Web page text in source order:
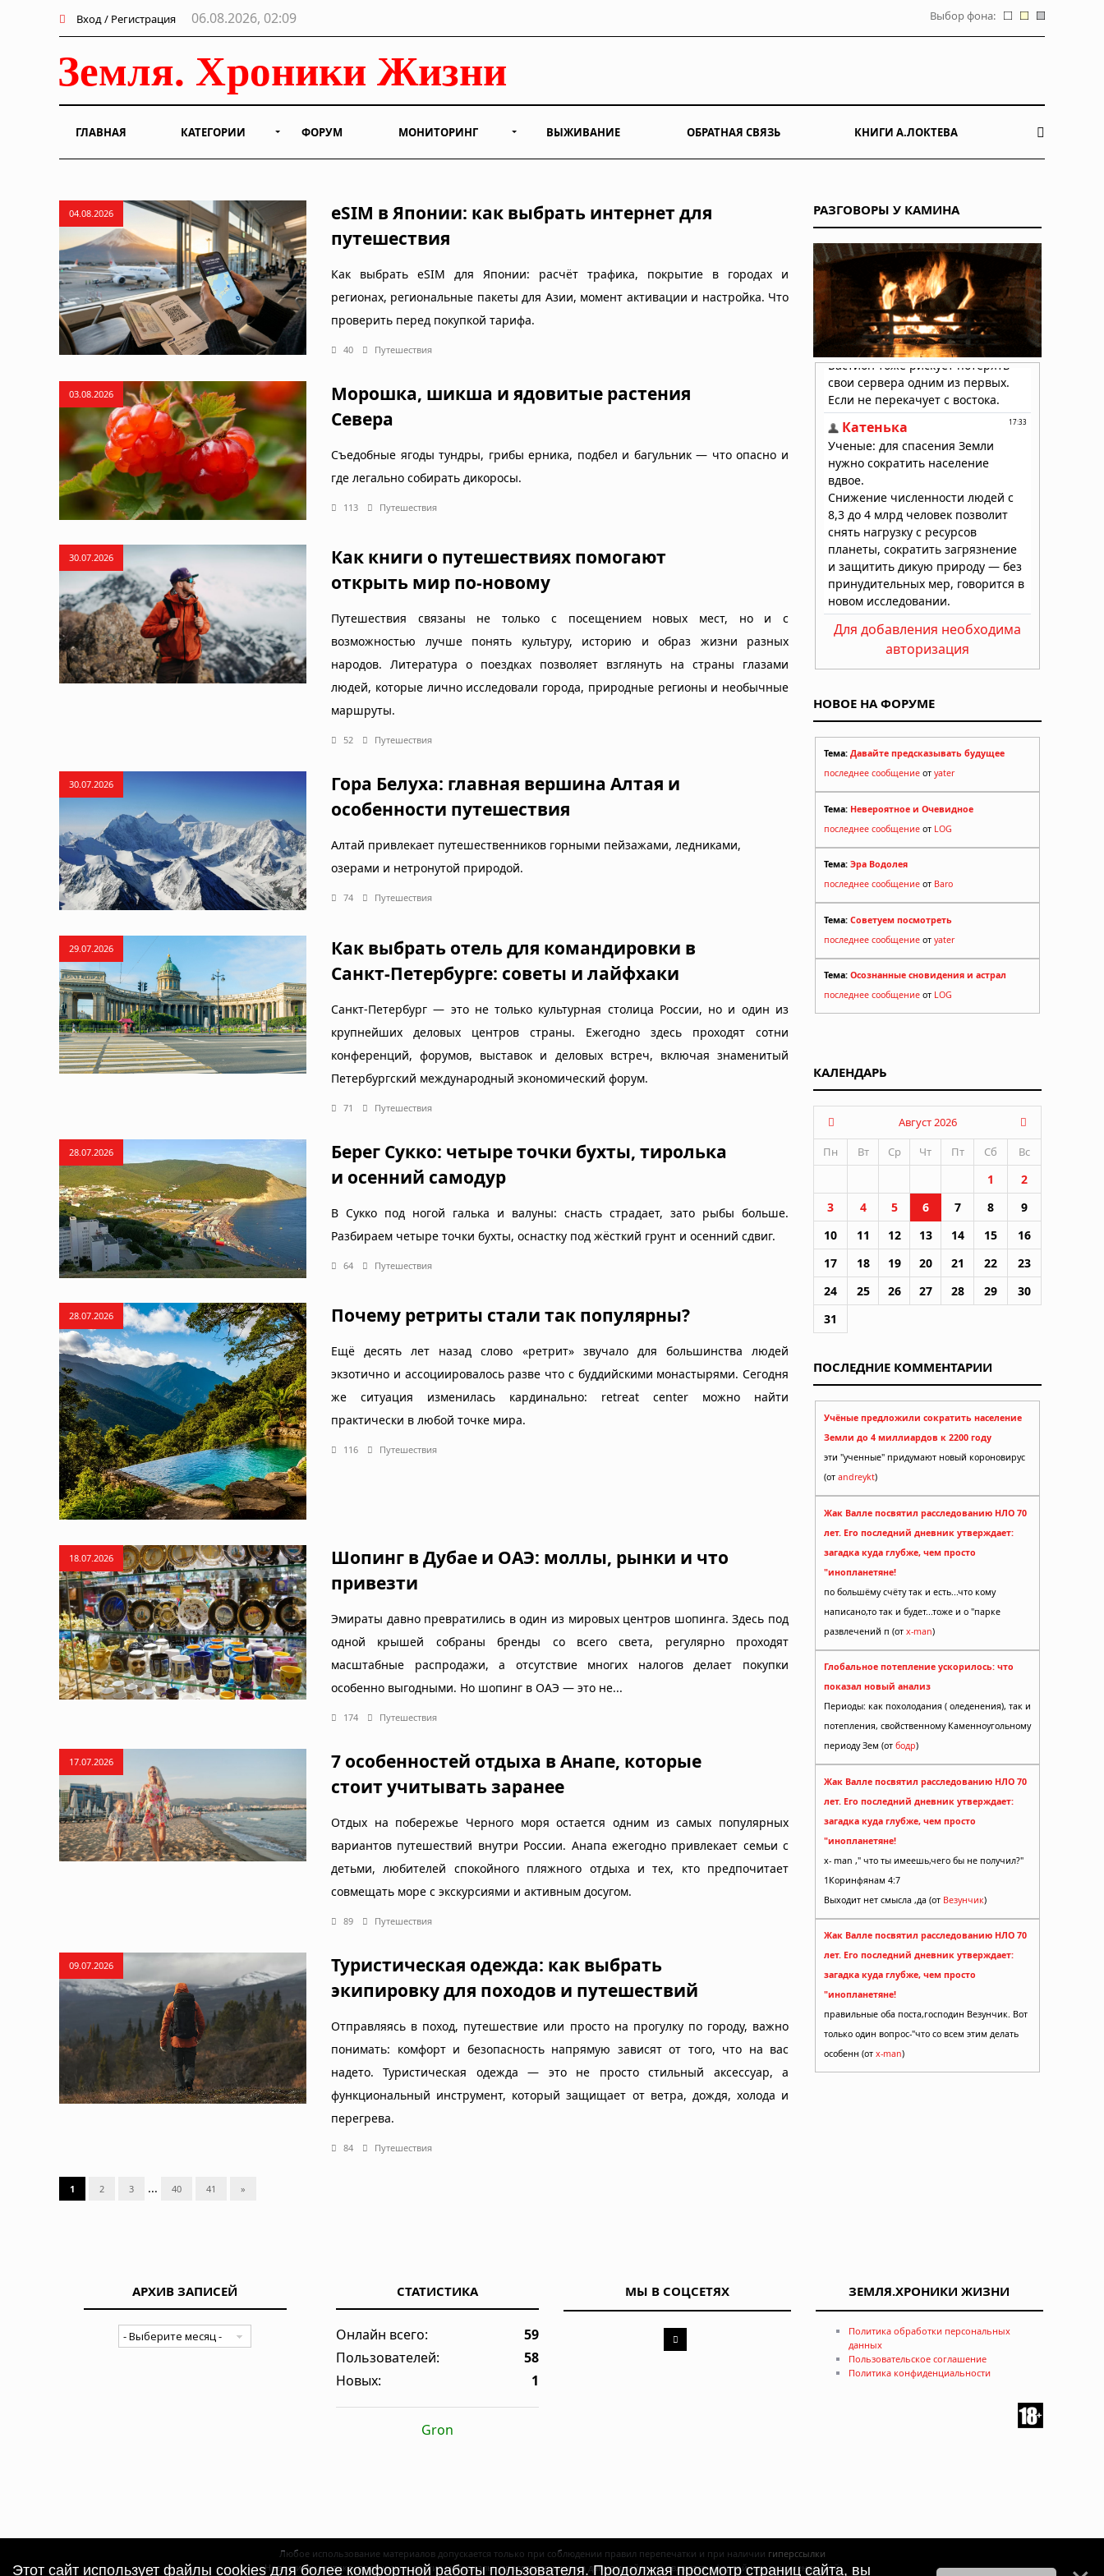
Вход / Регистрация 06.08.2026, 02:09 Выбор фона:
ГЛАВНАЯ КАТЕГОРИИ ФОРУМ МОНИТОРИНГ ВЫЖИВАНИЕ ОБРАТНАЯ СВЯЗЬ КНИГИ А.ЛОКТЕВА
04.08.2026
eSIM в Японии: как выбрать интернет для
путешествия
Как выбрать eSIM для Японии: расчёт трафика, покрытие в городах и
регионах, региональные пакеты для Азии, момент активации и настройка. Что
проверить перед покупкой тарифа.
40 Путешествия
03.08.2026
Морошка, шикша и ядовитые растения
Севера
Съедобные ягоды тундры, грибы ерника, подбел и багульник — что опасно и
где легально собирать дикоросы.
113 Путешествия
30.07.2026
Как книги о путешествиях помогают
открыть мир по-новому
Путешествия связаны не только с посещением новых мест, но и с
возможностью лучше понять культуру, историю и образ жизни разных
народов. Литература о поездках позволяет взглянуть на страны глазами
людей, которые лично исследовали города, природные регионы и необычные
маршруты.
52 Путешествия
30.07.2026
Гора Белуха: главная вершина Алтая и
особенности путешествия
Алтай привлекает путешественников горными пейзажами, ледниками,
озерами и нетронутой природой.
74 Путешествия
29.07.2026
Как выбрать отель для командировки в
Санкт-Петербурге: советы и лайфхаки
Санкт-Петербург — это не только культурная столица России, но и один из
крупнейших деловых центров страны. Ежегодно здесь проходят сотни
конференций, форумов, выставок и деловых встреч, включая знаменитый
Петербургский международный экономический форум.
71 Путешествия
28.07.2026
Берег Сукко: четыре точки бухты, тиролька
и осенний самодур
В Сукко под ногой галька и валуны: снасть страдает, зато рыбы больше.
Разбираем четыре точки бухты, оснастку под жёсткий грунт и осенний сдвиг.
64 Путешествия
28.07.2026 Почему ретриты стали так популярны?
Ещё десять лет назад слово «ретрит» звучало для большинства людей
экзотично и ассоциировалось разве что с буддийскими монастырями. Сегодня
же ситуация изменилась кардинально: retreat center можно найти
практически в любой точке мира.
116 Путешествия
18.07.2026
Шопинг в Дубае и ОАЭ: моллы, рынки и что
привезти
Эмираты давно превратились в один из мировых центров шопинга. Здесь под
одной крышей собраны бренды со всего света, регулярно проходят
масштабные распродажи, а отсутствие многих налогов делает покупки
особенно выгодными. Но шопинг в ОАЭ — это не...
174 Путешествия
17.07.2026
7 особенностей отдыха в Анапе, которые
стоит учитывать заранее
Отдых на побережье Черного моря остается одним из самых популярных
вариантов путешествий внутри России. Анапа ежегодно привлекает семьи с
детьми, любителей спокойного пляжного отдыха и тех, кто предпочитает
совмещать море с экскурсиями и активным досугом.
89 Путешествия
09.07.2026
Туристическая одежда: как выбрать
экипировку для походов и путешествий
Отправляясь в поход, путешествие или просто на прогулку по городу, важно
понимать: комфорт и безопасность напрямую зависят от того, что на вас
надето. Туристическая одежда — это не просто стильный аксессуар, а
функциональный инструмент, который защищает от ветра, дождя, холода и
перегрева.
84 Путешествия
1 2 3 ... 40 41 »
РАЗГОВОРЫ У КАМИНА
Для добавления необходима
авторизация
НОВОЕ НА ФОРУМЕ
Тема: Давайте предсказывать будущее
последнее сообщение от yater
Тема: Невероятное и Очевидное
последнее сообщение от LOG
Тема: Эра Водолея
последнее сообщение от Baro
Тема: Советуем посмотреть
последнее сообщение от yater
Тема: Осознанные сновидения и астрал
последнее сообщение от LOG
КАЛЕНДАРЬ
Август 2026
Пн
Вт Ср Чт Пт Сб Вс
1
2
3
4 5 6 7 8
9
10
11 12 13 14 15
16
17
18 19 20 21 22
23
24
25 26 27 28 29
30
31
ПОСЛЕДНИЕ КОММЕНТАРИИ
Учёные предложили сократить население
Земли до 4 миллиардов к 2200 году
эти "ученные" придумают новый короновирус
(от andreykt)
Жак Валле посвятил расследованию НЛО 70
лет. Его последний дневник утверждает:
загадка куда глубже, чем просто
"инопланетяне!
по большёму счёту так и есть...что кому
написано,то так и будет...тоже и о "парке
развлечений п (от x-man)
Глобальное потепление ускорилось: что
показал новый анализ
Периоды: как похолодания ( оледенения), так и
потепления, свойственному Каменноугольному
периоду Зем (от бодр)
Жак Валле посвятил расследованию НЛО 70
лет. Его последний дневник утверждает:
загадка куда глубже, чем просто
"инопланетяне!
x- man ," что ты имеешь,чего бы не получил?"
1Коринфянам 4:7
Выходит нет смысла ,да (от Везунчик)
Жак Валле посвятил расследованию НЛО 70
лет. Его последний дневник утверждает:
загадка куда глубже, чем просто
"инопланетяне!
правильные оба поста,господин Везунчик. Вот
только один вопрос-"что со всем этим делать
особенн (от x-man)
АРХИВ ЗАПИСЕЙ СТАТИСТИКА
Онлайн всего:
59
Пользователей:
58
Новых:
1
Gron
МЫ В СОЦСЕТЯХ ЗЕМЛЯ.ХРОНИКИ ЖИЗНИ
Политика обработки персональных
данных
Пользовательское соглашение
Политика конфиденциальности
Любое использование материалов допускается только при соблюдении правил перепечатки и при наличии гиперссылки
Новости, аналитика, прогнозы и другие материалы, представленные на данном сайте, не являются офертой или рекомендацией
Этот сайт использует файлы cookies для более комфортной работы пользователя. Продолжая просмотр страниц сайта, вы